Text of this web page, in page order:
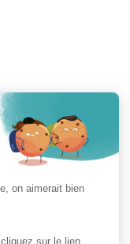
on aimerait bien
sur le lien